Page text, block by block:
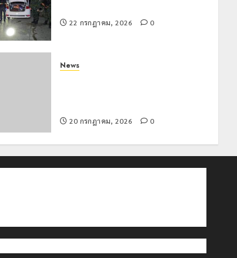
22 กรกฎาคม, 2026 0
News
20 กรกฎาคม, 2026 0